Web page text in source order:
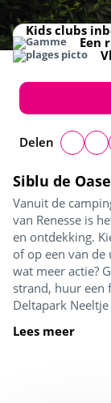
Kids
Voor
Siblu de
Vanuit de
van Renesse is
en ontdekking.
of op een van de
wat meer actie?
strand, huur een
Deltapark Neeltje
Lees meer
Kids clubs
Een
Delen